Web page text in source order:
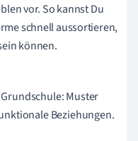
vor. So kannst Du
schnell aussortieren,
können.
Muster
Beziehungen.